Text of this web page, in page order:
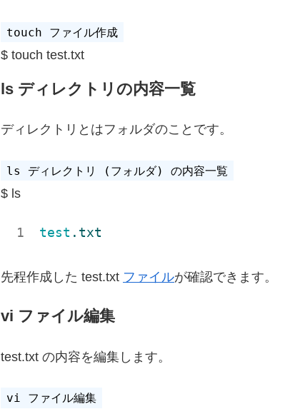
touch test.txt
ls ディレクトリの内容一覧
ディレクトリとはフォルダのことです。
ls
test .txt
先程作成した test.txt ファイルが確認できます。
vi ファイル編集
test.txt の内容を編集します。